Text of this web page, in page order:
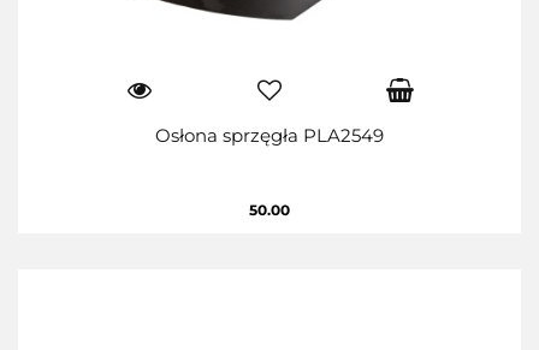
Osłona sprzęgła PLA2549
50.00